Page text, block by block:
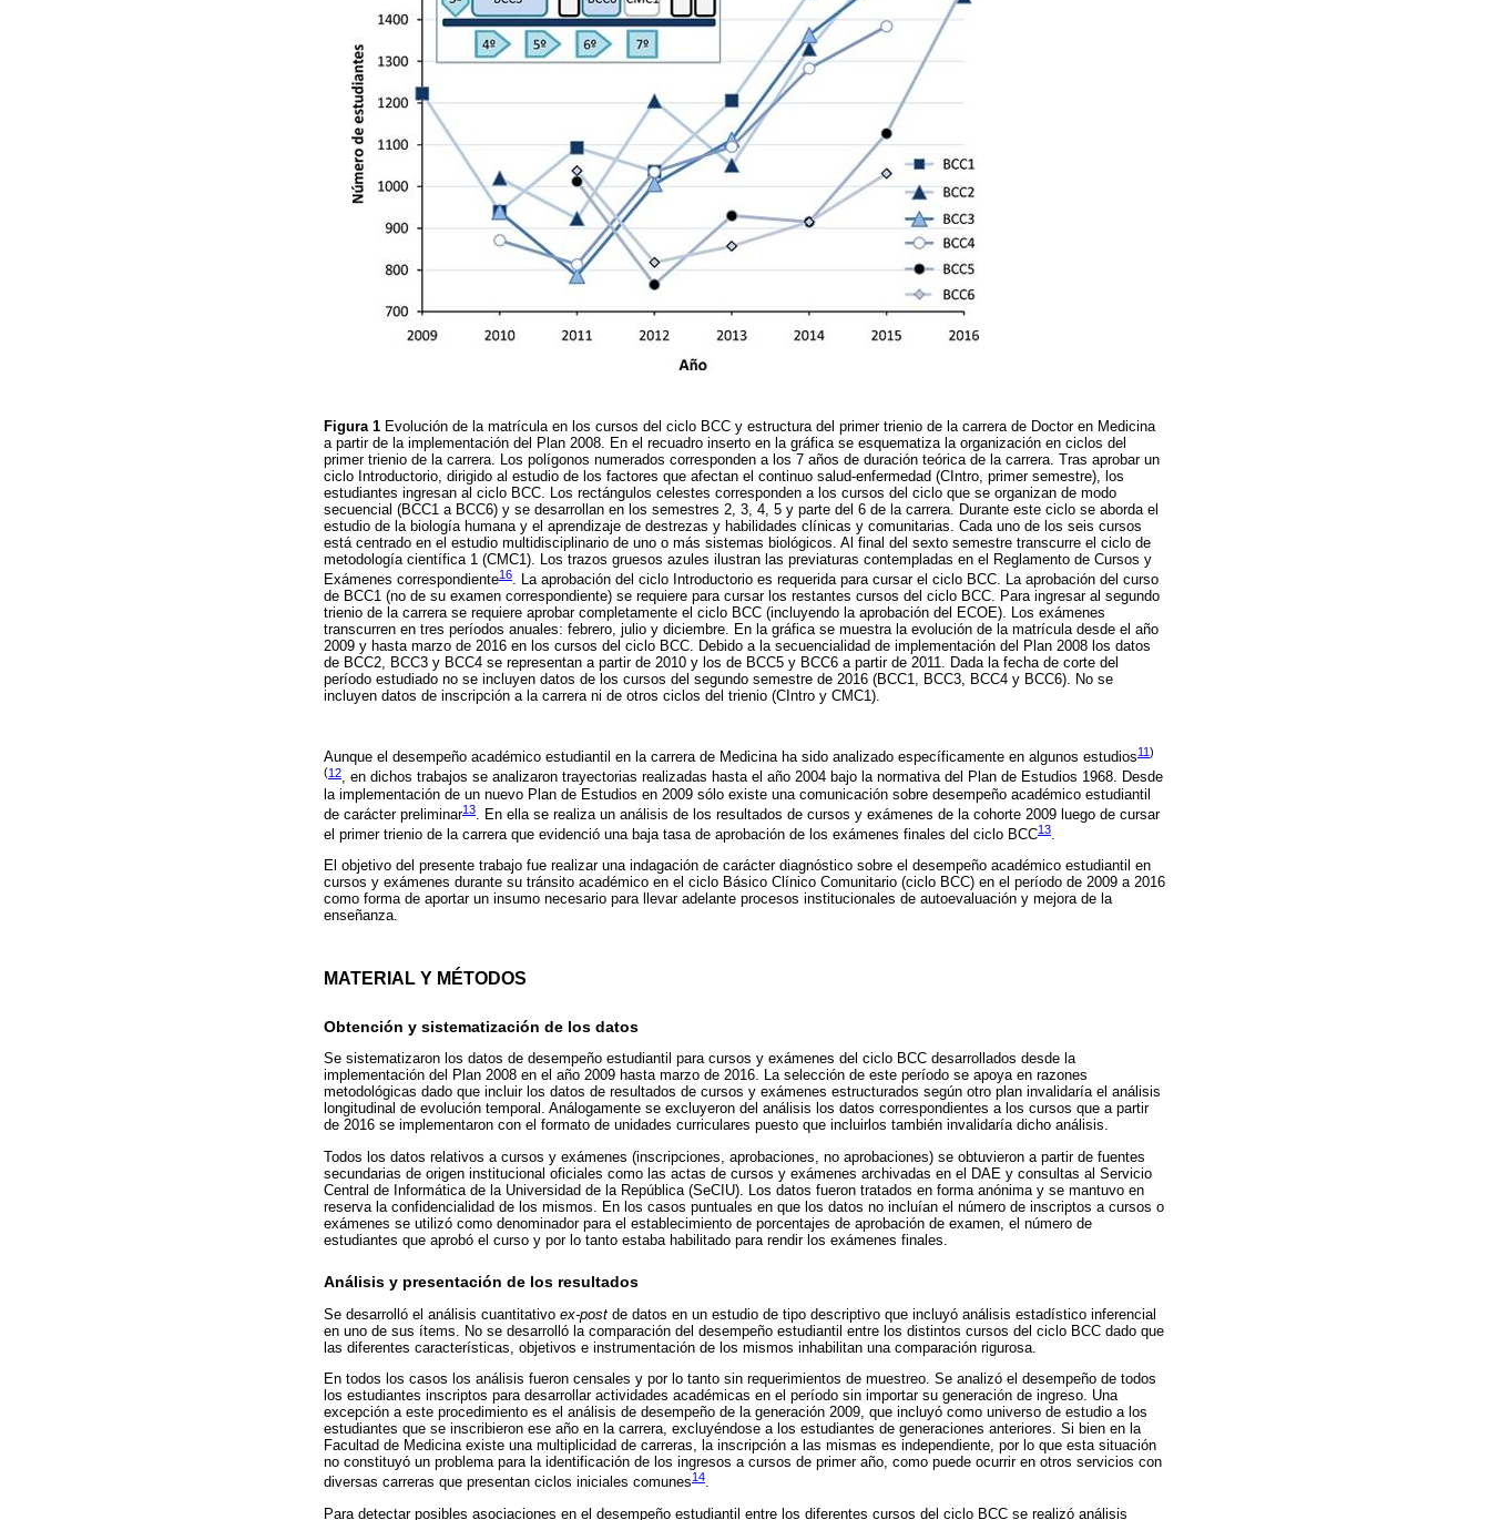
Figura 1 Evolución de la matrícula en los cursos del ciclo BCC y estructura del primer trienio de la carrera de Doctor en Medicina
a partir de la implementación del Plan 2008. En el recuadro inserto en la gráfica se esquematiza la organización en ciclos del
primer trienio de la carrera. Los polígonos numerados corresponden a los 7 años de duración teórica de la carrera. Tras aprobar un
ciclo Introductorio, dirigido al estudio de los factores que afectan el continuo salud-enfermedad (CIntro, primer semestre), los
estudiantes ingresan al ciclo BCC. Los rectángulos celestes corresponden a los cursos del ciclo que se organizan de modo
secuencial (BCC1 a BCC6) y se desarrollan en los semestres 2, 3, 4, 5 y parte del 6 de la carrera. Durante este ciclo se aborda el
estudio de la biología humana y el aprendizaje de destrezas y habilidades clínicas y comunitarias. Cada uno de los seis cursos
está centrado en el estudio multidisciplinario de uno o más sistemas biológicos. Al final del sexto semestre transcurre el ciclo de
metodología científica 1 (CMC1). Los trazos gruesos azules ilustran las previaturas contempladas en el Reglamento de Cursos y
Exámenes correspondiente16. La aprobación del ciclo Introductorio es requerida para cursar el ciclo BCC. La aprobación del curso
de BCC1 (no de su examen correspondiente) se requiere para cursar los restantes cursos del ciclo BCC. Para ingresar al segundo
trienio de la carrera se requiere aprobar completamente el ciclo BCC (incluyendo la aprobación del ECOE). Los exámenes
transcurren en tres períodos anuales: febrero, julio y diciembre. En la gráfica se muestra la evolución de la matrícula desde el año
2009 y hasta marzo de 2016 en los cursos del ciclo BCC. Debido a la secuencialidad de implementación del Plan 2008 los datos
de BCC2, BCC3 y BCC4 se representan a partir de 2010 y los de BCC5 y BCC6 a partir de 2011. Dada la fecha de corte del
período estudiado no se incluyen datos de los cursos del segundo semestre de 2016 (BCC1, BCC3, BCC4 y BCC6). No se
incluyen datos de inscripción a la carrera ni de otros ciclos del trienio (CIntro y CMC1).
Aunque el desempeño académico estudiantil en la carrera de Medicina ha sido analizado específicamente en algunos estudios11)
(12, en dichos trabajos se analizaron trayectorias realizadas hasta el año 2004 bajo la normativa del Plan de Estudios 1968. Desde
la implementación de un nuevo Plan de Estudios en 2009 sólo existe una comunicación sobre desempeño académico estudiantil
de carácter preliminar13
. En ella se realiza un análisis de los resultados de cursos y exámenes de la cohorte 2009 luego de cursar
el primer trienio de la carrera que evidenció una baja tasa de aprobación de los exámenes finales del ciclo BCC13.
El objetivo del presente trabajo fue realizar una indagación de carácter diagnóstico sobre el desempeño académico estudiantil en
cursos y exámenes durante su tránsito académico en el ciclo Básico Clínico Comunitario (ciclo BCC) en el período de 2009 a 2016
como forma de aportar un insumo necesario para llevar adelante procesos institucionales de autoevaluación y mejora de la
enseñanza.
MATERIAL Y MÉTODOS
Obtención y sistematización de los datos
Se sistematizaron los datos de desempeño estudiantil para cursos y exámenes del ciclo BCC desarrollados desde la
implementación del Plan 2008 en el año 2009 hasta marzo de 2016. La selección de este período se apoya en razones
metodológicas dado que incluir los datos de resultados de cursos y exámenes estructurados según otro plan invalidaría el análisis
longitudinal de evolución temporal. Análogamente se excluyeron del análisis los datos correspondientes a los cursos que a partir
de 2016 se implementaron con el formato de unidades curriculares puesto que incluirlos también invalidaría dicho análisis.
Todos los datos relativos a cursos y exámenes (inscripciones, aprobaciones, no aprobaciones) se obtuvieron a partir de fuentes
secundarias de origen institucional oficiales como las actas de cursos y exámenes archivadas en el DAE y consultas al Servicio
Central de Informática de la Universidad de la República (SeCIU). Los datos fueron tratados en forma anónima y se mantuvo en
reserva la confidencialidad de los mismos. En los casos puntuales en que los datos no incluían el número de inscriptos a cursos o
exámenes se utilizó como denominador para el establecimiento de porcentajes de aprobación de examen, el número de
estudiantes que aprobó el curso y por lo tanto estaba habilitado para rendir los exámenes finales.
Análisis y presentación de los resultados
Se desarrolló el análisis cuantitativo ex-post de datos en un estudio de tipo descriptivo que incluyó análisis estadístico inferencial
en uno de sus ítems. No se desarrolló la comparación del desempeño estudiantil entre los distintos cursos del ciclo BCC dado que
las diferentes características, objetivos e instrumentación de los mismos inhabilitan una comparación rigurosa.
En todos los casos los análisis fueron censales y por lo tanto sin requerimientos de muestreo. Se analizó el desempeño de todos
los estudiantes inscriptos para desarrollar actividades académicas en el período sin importar su generación de ingreso. Una
excepción a este procedimiento es el análisis de desempeño de la generación 2009, que incluyó como universo de estudio a los
estudiantes que se inscribieron ese año en la carrera, excluyéndose a los estudiantes de generaciones anteriores. Si bien en la
Facultad de Medicina existe una multiplicidad de carreras, la inscripción a las mismas es independiente, por lo que esta situación
no constituyó un problema para la identificación de los ingresos a cursos de primer año, como puede ocurrir en otros servicios con
diversas carreras que presentan ciclos iniciales comunes14.
Para detectar posibles asociaciones en el desempeño estudiantil entre los diferentes cursos del ciclo BCC se realizó análisis